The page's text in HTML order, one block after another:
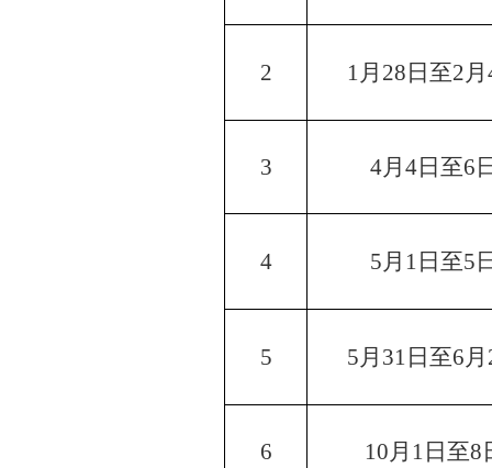
2 1月28日至2
3 4月4日至6
4 5月1日至5
5 5月31日至6
6 10月1日至8